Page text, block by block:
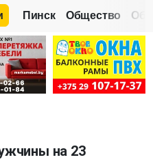
Пинск Общество
на 23